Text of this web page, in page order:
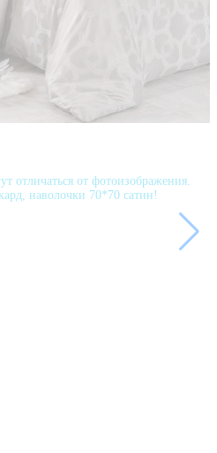
отличаться от фотоизображения.
наволочки 70*70 сатин!